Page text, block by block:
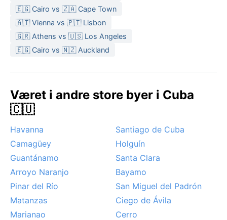
regnjakke og solkrem. En paraply vil også komme godt
med, særlig om sommeren.
Den beste tiden å besøke Fontanar på er fra
november til april, når været er mest stabilt og
verste regnskyllene. Et viktig værfenomen er den
august og oktober. Selv om Fontanar sjelden blir
direkte rammet, kan kraftig regn og vind fra
Monsunregnet er intenst, men byene har gode
avløpssystemer. For den værinteresserte byr
overgangen mellom tørke- og regntid på dramatiske
himler med lyn og drønn.
🇪🇬 Cairo vs 🇿🇦 Cape Town
🇦🇹 Vienna vs 🇵🇹 Lisbon
🇬🇷 Athens vs 🇺🇸 Los Angeles
🇪🇬 Cairo vs 🇳🇿 Auckland
Været i andre store byer i Cuba
🇨🇺
Havanna
Santiago de Cuba
Camagüey
Holguín
Guantánamo
Santa Clara
Arroyo Naranjo
Bayamo
Pinar del Río
San Miguel del Padrón
Matanzas
Ciego de Ávila
Marianao
Cerro